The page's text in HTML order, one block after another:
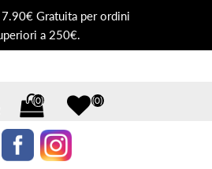
Gratuita per ordini
a 250€.
(0) (0)